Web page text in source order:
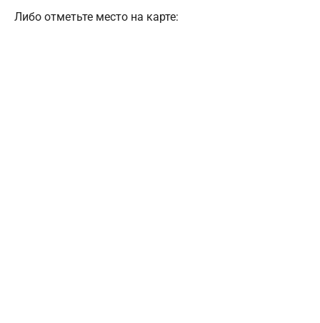
Либо отметьте место на карте: